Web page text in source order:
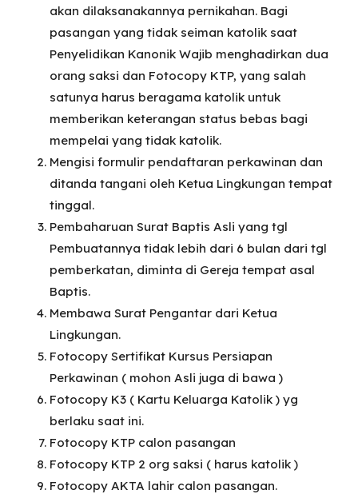
akan dilaksanakannya pernikahan. Bagi
pasangan yang tidak seiman katolik saat
Penyelidikan Kanonik Wajib menghadirkan dua
orang saksi dan Fotocopy KTP, yang salah
satunya harus beragama katolik untuk
memberikan keterangan status bebas bagi
mempelai yang tidak katolik.
Mengisi formulir pendaftaran perkawinan dan
ditanda tangani oleh Ketua Lingkungan tempat
tinggal.
Pembaharuan Surat Baptis Asli yang tgl
Pembuatannya tidak lebih dari 6 bulan dari tgl
pemberkatan, diminta di Gereja tempat asal
Baptis.
Membawa Surat Pengantar dari Ketua
Lingkungan.
Fotocopy Sertifikat Kursus Persiapan
Perkawinan ( mohon Asli juga di bawa )
Fotocopy K3 ( Kartu Keluarga Katolik ) yg
berlaku saat ini.
Fotocopy KTP calon pasangan
Fotocopy KTP 2 org saksi ( harus katolik )
Fotocopy AKTA lahir calon pasangan.